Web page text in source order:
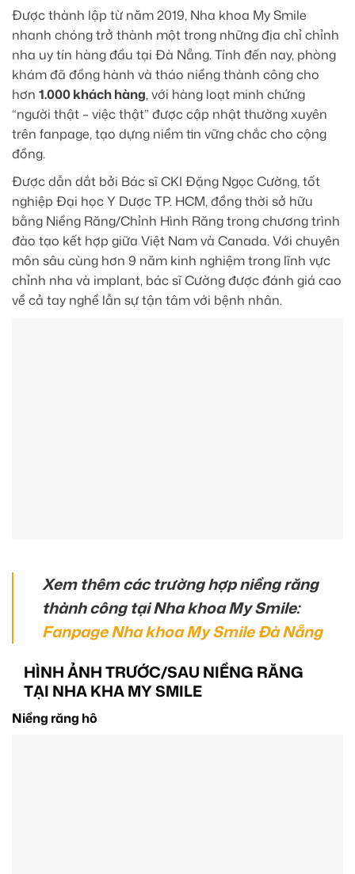
Được thành lập từ năm 2019, Nha khoa My Smile
nhanh chóng trở thành một trong những địa chỉ chỉnh
nha uy tín hàng đầu tại Đà Nẵng. Tính đến nay, phòng
khám đã đồng hành và tháo niềng thành công cho
hơn 1.000 khách hàng, với hàng loạt minh chứng
“người thật – việc thật” được cập nhật thường xuyên
trên fanpage, tạo dựng niềm tin vững chắc cho cộng
đồng.
Được dẫn dắt bởi Bác sĩ CKI Đặng Ngọc Cường, tốt
nghiệp Đại học Y Dược TP. HCM, đồng thời sở hữu
bằng Niềng Răng/Chỉnh Hình Răng trong chương trình
đào tạo kết hợp giữa Việt Nam và Canada. Với chuyên
môn sâu cùng hơn 9 năm kinh nghiệm trong lĩnh vực
chỉnh nha và implant, bác sĩ Cường được đánh giá cao
về cả tay nghề lẫn sự tận tâm với bệnh nhân.
Xem thêm các trường hợp niềng răng
thành công tại Nha khoa My Smile:
Fanpage Nha khoa My Smile Đà Nẵng
HÌNH ẢNH TRƯỚC/SAU NIỀNG RĂNG
TẠI NHA KHA MY SMILE
Niềng răng hô